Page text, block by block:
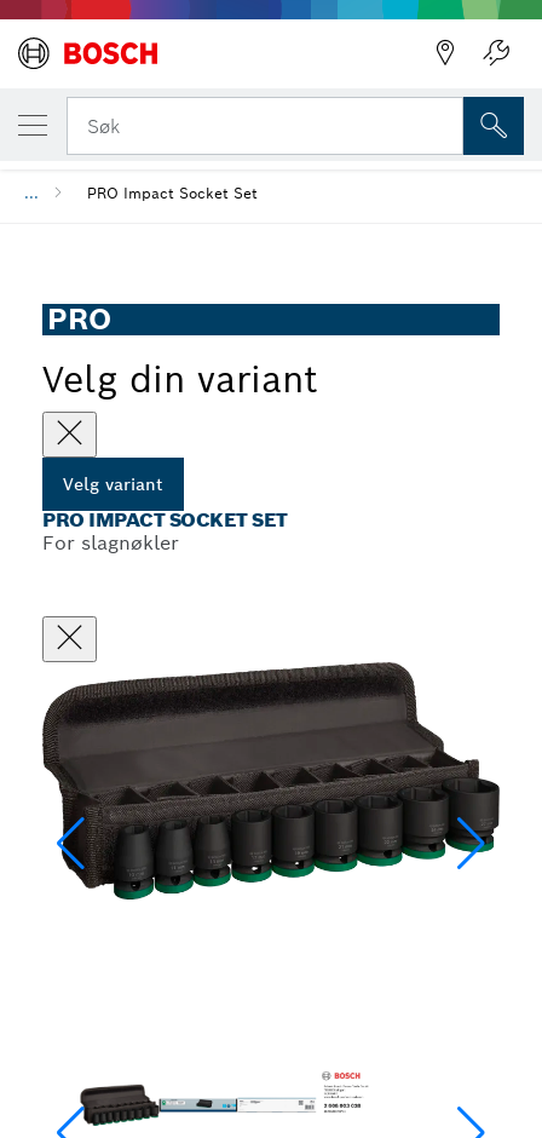
Søk
... PRO Impact Socket Set
PRO
Velg din variant
Velg variant
PRO IMPACT SOCKET SET
For slagnøkler
DIN VALGTE VARIANT
PRO Impact Socket Set